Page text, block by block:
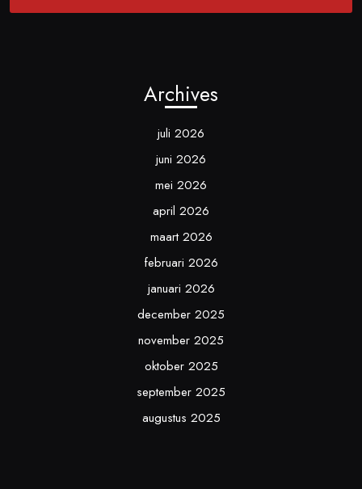
Archives
juli 2026
juni 2026
mei 2026
april 2026
maart 2026
februari 2026
januari 2026
december 2025
november 2025
oktober 2025
september 2025
augustus 2025